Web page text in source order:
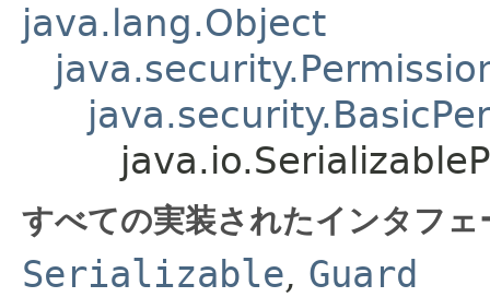
java.lang.Object
すべての実装されたインタフ
Serializable, Guard